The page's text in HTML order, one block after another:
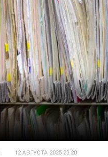
12 АВГУСТА 2025 23:20